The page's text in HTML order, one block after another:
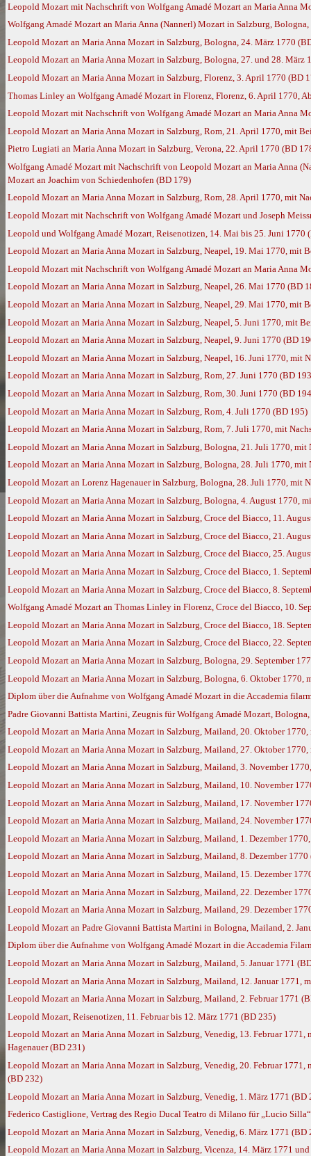
Leopold Mozart mit Nachschrift von Wolfgang Amadé Mozart an Maria Anna
Wolfgang Amadé Mozart an Maria Anna (Nannerl) Mozart in Salzburg,
Leopold Mozart an Maria Anna Mozart in Salzburg, Bologna, 24. März 1770
Leopold Mozart an Maria Anna Mozart in Salzburg, Bologna, 27. und 28. März
Leopold Mozart an Maria Anna Mozart in Salzburg, Florenz, 3. April 1770 (BD
Thomas Linley an Wolfgang Amadé Mozart in Florenz, Florenz, 6. April 1770,
Leopold Mozart mit Nachschrift von Wolfgang Amadé Mozart an Maria Anna
Leopold Mozart an Maria Anna Mozart in Salzburg, Rom, 21. April 1770, mit
Pietro Lugiati an Maria Anna Mozart in Salzburg, Verona, 22. April 1770 (BD
Wolfgang Amadé Mozart mit Nachschrift von Leopold Mozart an Maria Anna
Mozart an Joachim von Schiedenhofen (BD 179)
Leopold Mozart an Maria Anna Mozart in Salzburg, Rom, 28. April 1770, mit
Leopold Mozart mit Nachschrift von Wolfgang Amadé Mozart und Joseph
Leopold und Wolfgang Amadé Mozart, Reisenotizen, 14. Mai bis 25. Juni 1770
Leopold Mozart an Maria Anna Mozart in Salzburg, Neapel, 19. Mai 1770, mit
Leopold Mozart mit Nachschrift von Wolfgang Amadé Mozart an Maria Anna
Leopold Mozart an Maria Anna Mozart in Salzburg, Neapel, 26. Mai 1770 (BD
Leopold Mozart an Maria Anna Mozart in Salzburg, Neapel, 29. Mai 1770, mit
Leopold Mozart an Maria Anna Mozart in Salzburg, Neapel, 5. Juni 1770, mit
Leopold Mozart an Maria Anna Mozart in Salzburg, Neapel, 9. Juni 1770 (BD
Leopold Mozart an Maria Anna Mozart in Salzburg, Neapel, 16. Juni 1770, mit
Leopold Mozart an Maria Anna Mozart in Salzburg, Rom, 27. Juni 1770 (BD
Leopold Mozart an Maria Anna Mozart in Salzburg, Rom, 30. Juni 1770 (BD
Leopold Mozart an Maria Anna Mozart in Salzburg, Rom, 4. Juli 1770 (BD 195)
Leopold Mozart an Maria Anna Mozart in Salzburg, Rom, 7. Juli 1770, mit
Leopold Mozart an Maria Anna Mozart in Salzburg, Bologna, 21. Juli 1770,
Leopold Mozart an Maria Anna Mozart in Salzburg, Bologna, 28. Juli 1770,
Leopold Mozart an Lorenz Hagenauer in Salzburg, Bologna, 28. Juli 1770, mit
Leopold Mozart an Maria Anna Mozart in Salzburg, Bologna, 4. August 1770,
Leopold Mozart an Maria Anna Mozart in Salzburg, Croce del Biacco, 11.
Leopold Mozart an Maria Anna Mozart in Salzburg, Croce del Biacco, 21.
Leopold Mozart an Maria Anna Mozart in Salzburg, Croce del Biacco, 25.
Leopold Mozart an Maria Anna Mozart in Salzburg, Croce del Biacco, 1.
Leopold Mozart an Maria Anna Mozart in Salzburg, Croce del Biacco, 8.
Wolfgang Amadé Mozart an Thomas Linley in Florenz, Croce del Biacco, 10.
Leopold Mozart an Maria Anna Mozart in Salzburg, Croce del Biacco, 18.
Leopold Mozart an Maria Anna Mozart in Salzburg, Croce del Biacco, 22.
Leopold Mozart an Maria Anna Mozart in Salzburg, Bologna, 29. September
Leopold Mozart an Maria Anna Mozart in Salzburg, Bologna, 6. Oktober
Diplom über die Aufnahme von Wolfgang Amadé Mozart in die Accademia
Padre Giovanni Battista Martini, Zeugnis für Wolfgang Amadé Mozart,
Leopold Mozart an Maria Anna Mozart in Salzburg, Mailand, 20. Oktober
Leopold Mozart an Maria Anna Mozart in Salzburg, Mailand, 27. Oktober
Leopold Mozart an Maria Anna Mozart in Salzburg, Mailand, 3. November
Leopold Mozart an Maria Anna Mozart in Salzburg, Mailand, 10. November
Leopold Mozart an Maria Anna Mozart in Salzburg, Mailand, 17. November
Leopold Mozart an Maria Anna Mozart in Salzburg, Mailand, 24. November
Leopold Mozart an Maria Anna Mozart in Salzburg, Mailand, 1. Dezember
Leopold Mozart an Maria Anna Mozart in Salzburg, Mailand, 8. Dezember 1770
Leopold Mozart an Maria Anna Mozart in Salzburg, Mailand, 15. Dezember
Leopold Mozart an Maria Anna Mozart in Salzburg, Mailand, 22. Dezember
Leopold Mozart an Maria Anna Mozart in Salzburg, Mailand, 29. Dezember
Leopold Mozart an Padre Giovanni Battista Martini in Bologna, Mailand, 2.
Diplom über die Aufnahme von Wolfgang Amadé Mozart in die Accademia
Leopold Mozart an Maria Anna Mozart in Salzburg, Mailand, 5. Januar 1771
Leopold Mozart an Maria Anna Mozart in Salzburg, Mailand, 12. Januar 1771,
Leopold Mozart an Maria Anna Mozart in Salzburg, Mailand, 2. Februar 1771
Leopold Mozart, Reisenotizen, 11. Februar bis 12. März 1771 (BD 235)
Leopold Mozart an Maria Anna Mozart in Salzburg, Venedig, 13. Februar
Hagenauer (BD 231)
Leopold Mozart an Maria Anna Mozart in Salzburg, Venedig, 20. Februar
(BD 232)
Leopold Mozart an Maria Anna Mozart in Salzburg, Venedig, 1. März 1771 (BD
Federico Castiglione, Vertrag des Regio Ducal Teatro di Milano für „Lucio
Leopold Mozart an Maria Anna Mozart in Salzburg, Venedig, 6. März 1771 (BD
Leopold Mozart an Maria Anna Mozart in Salzburg, Vicenza, 14. März 1771